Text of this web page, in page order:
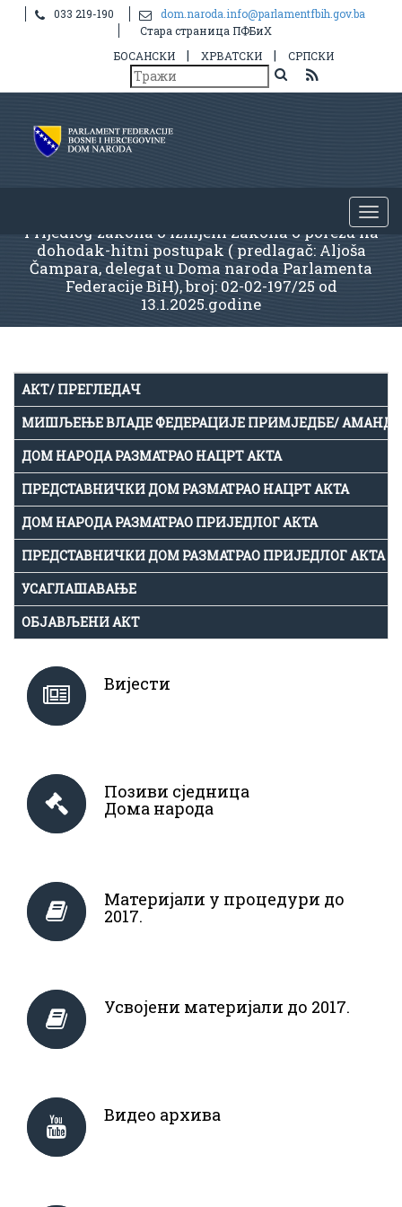
033 219-190
dom.naroda.info@parlamentfbih.gov.ba
Стара страница ПФБиХ
БОСАНСКИ
| ХРВАТСКИ | СРПСКИ
Prijedlog zakona o izmjeni Zakona o porezu na
dohodak-hitni postupak ( predlagač: Aljoša
Čampara, delegat u Doma naroda Parlamenta
Federacije BiH), broj: 02-02-197/25 od
13.1.2025.godine
АКТ/ ПРЕГЛЕДАЧ
МИШЉЕЊЕ ВЛАДЕ ФЕДЕРАЦИЈЕ ПРИМЈЕДБЕ/
ДОМ НАРОДА РАЗМАТРАО НАЦРТ АКТА
ПРЕДСТАВНИЧКИ ДОМ РАЗМАТРАО НАЦРТ АКТА
ДОМ НАРОДА РАЗМАТРАО ПРИЈЕДЛОГ АКТА
ПРЕДСТАВНИЧКИ ДОМ РАЗМАТРАО ПРИЈЕДЛОГ АКТА
УСАГЛАШАВАЊЕ
ОБЈАВЉЕНИ АКТ
Вијести
Позиви сједница
Дома народа
Материјали у процедури до
2017.
Усвојени материјали до 2017.
Видео архива